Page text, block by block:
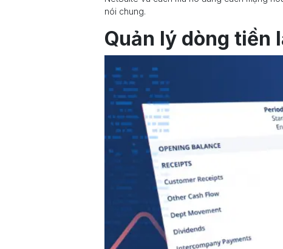
nói chung.
Quản lý dòng tiền